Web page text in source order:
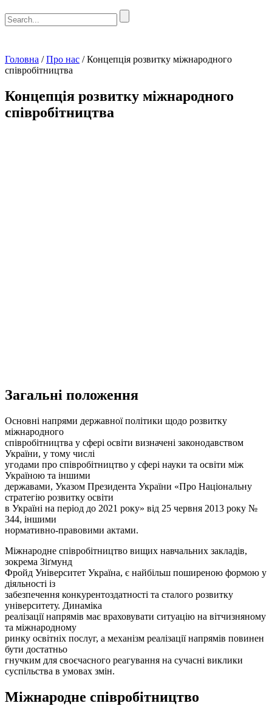
Головна /Про нас /Концепція розвитку міжнародного
співробітництва
Концепція розвитку міжнародного
співробітництва
Загальні положення
Основні напрями державної політики щодо розвитку
міжнародного
співробітництва у сфері освіти визначені законодавством
України, у тому числі
угодами про співробітництво у сфері науки та освіти між
Україною та іншими
державами, Указом Президента України «Про Національну
стратегію розвитку освіти
в Україні на період до 2021 року» від 25 червня 2013 року №
344, іншими
нормативно-правовими актами.
Міжнародне співробітництво вищих навчальних закладів,
зокрема Зіґмунд
Фройд Університет Україна, є найбільш поширеною формою у
діяльності із
забезпечення конкурентоздатності та сталого розвитку
університету. Динаміка
реалізації напрямів має враховувати ситуацію на вітчизняному
та міжнародному
ринку освітніх послуг, а механізм реалізації напрямів повинен
бути достатньо
гнучким для своєчасного реагування на сучасні виклики
суспільства в умовах змін.
Міжнародне співробітництво